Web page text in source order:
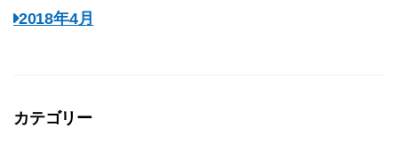
2018年4月
カテゴリー